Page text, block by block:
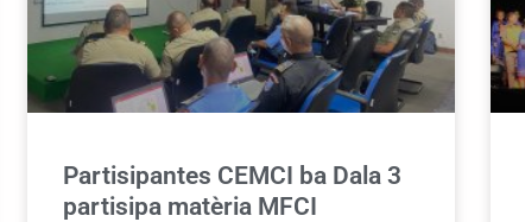
Partisipantes CEMCI ba Dala 3
partisipa matèria MFCI